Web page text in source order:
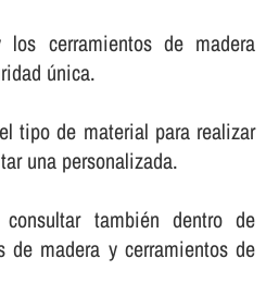
cerramientos de madera
única.
tipo de material para realizar
una personalizada.
también dentro de
de madera y cerramientos de